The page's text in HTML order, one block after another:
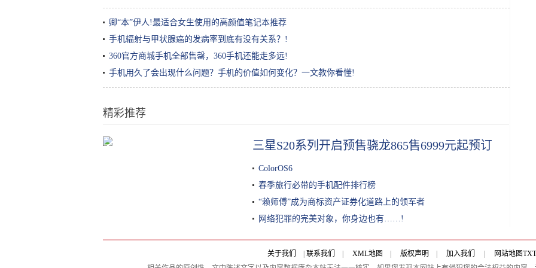
卿“本”伊人!最适合女生使用的高颜值笔记本推荐
手机辐射与甲状腺癌的发病率到底有没有关系？!
360官方商城手机全部售罄，360手机还能走多远!
手机用久了会出现什么问题？手机的价值如何变化？一文教你看懂!
精彩推荐
不好卖！iPhone XS促销，京东到手
三星S20系列开启预售骁龙865售6999元起预订有好礼!
ColorOS6
春季旅行必带的手机配件排行榜
“赖师傅”成为商标资产证券化道路上的领军者
网络犯罪的完美对象，你身边也有……!
关于我们 联系我们 XML地图 版权声明 加入我们 网站地图TXT